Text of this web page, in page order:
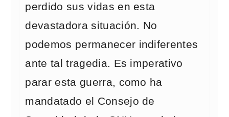
perdido sus vidas en esta
devastadora situación. No
podemos permanecer indiferentes
ante tal tragedia. Es imperativo
parar esta guerra, como ha
mandatado el Consejo de